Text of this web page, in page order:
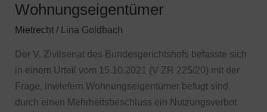
Wohnungseigentümer
Mietrecht/ Lina Goldbach
Der V. Zivilsenat des Bundesgerichtshofs befasste sich
in einem Urteil vom 15.10.2021 (V ZR 225/20) mit der
Frage, inwiefern Wohnungseigentümer befugt sind,
durch einen Mehrheitsbeschluss ein Nutzungsverbot
durch
Mehrheitsbeschluss
der
Wohnungseigentümer